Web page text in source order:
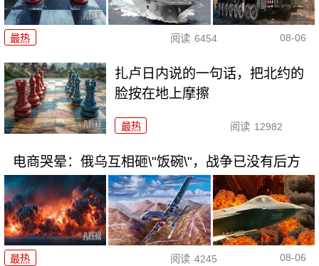
最热 阅读 6454 08-06
扎卢日内说的一句话，把北约的
脸按在地上摩擦
最热 阅读 12982
电商哭晕：俄乌互相砸\"饭碗\"，战争已没有后方
最热 阅读 4245 08-06